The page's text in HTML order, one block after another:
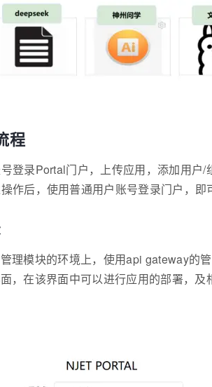
程
登录Portal门户，上传应用，添加用户/
作后，使用普通用户账号登录门户，即
理模块的环境上，使用api gateway的
，在该界面中可以进行应用的部署，及